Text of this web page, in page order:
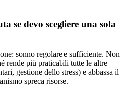
se devo scegliere una sola
sonno regolare e sufficiente. Non
rende più praticabili tutte le altre
gestione dello stress) e abbassa il
spreca risorse.